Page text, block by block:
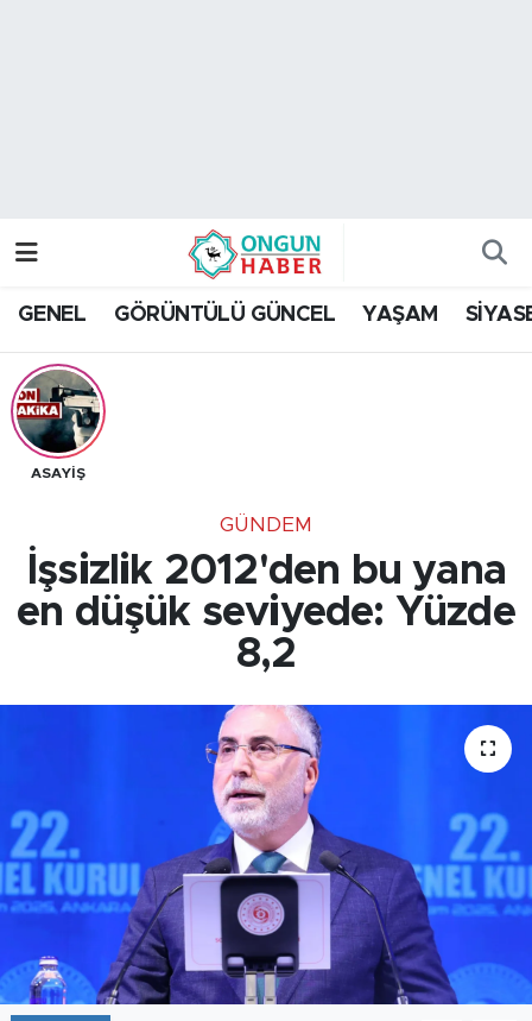
GENEL GÖRÜNTÜLÜ GÜNCEL YAŞAM
ASAYİŞ
GÜNDEM
İşsizlik 2012'den bu yana
en düşük seviyede: Yüzde
8,2
Trafik Durumu
Tüm Manşetler
Son Dakika Haberleri